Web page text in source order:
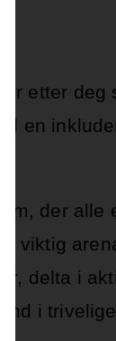
etter deg
en
der alle
viktig
delta i
i